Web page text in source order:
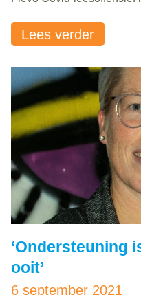
taalervaring aan.
Lees verder
‘Ondersteuning
ooit’
6 september 2021